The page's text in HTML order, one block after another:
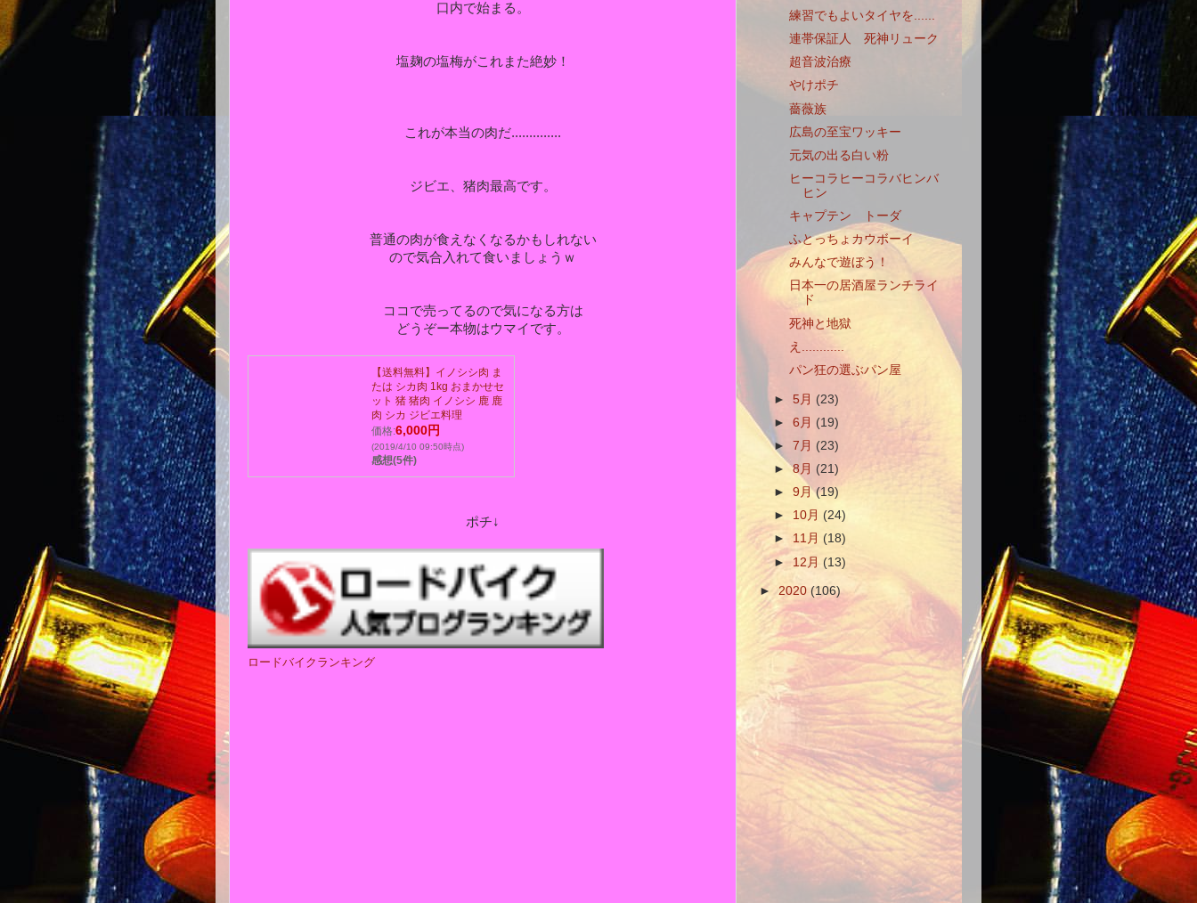
口内で始まる。
塩麹の塩梅がこれまた絶妙！
これが本当の肉だ..............
ジビエ、猪肉最高です。
普通の肉が食えなくなるかもしれない
ので気合入れて食いましょうｗ
ココで売ってるので気になる方は
どうぞー本物はウマイです。
【送料無料】イノシシ肉 ま
たは シカ肉 1kg おまかせセ
ット 猪 猪肉 イノシシ 鹿 鹿
肉 シカ ジビエ料理
価格:6,000円
(2019/4/10 09:50時点)
感想(5件)
ポチ↓
ロードバイクランキング
練習でもよいタイヤを......
連帯保証人 死神リューク
超音波治療
やけポチ
薔薇族
広島の至宝ワッキー
元気の出る白い粉
ヒーコラヒーコラバヒンバ
ヒン
キャプテン トーダ
ふとっちょカウボーイ
みんなで遊ぼう！
日本一の居酒屋ランチライ
ド
死神と地獄
え............
パン狂の選ぶパン屋
► 5月(23)
►6月 (19)
►7月 (23)
►8月 (21)
►9月(19)
► 10月(24)
► 11月 (18)
► 12月(13)
►2020 (106)